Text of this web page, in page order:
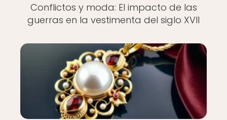
Conflictos y moda: El impacto de las
guerras en la vestimenta del siglo XVII